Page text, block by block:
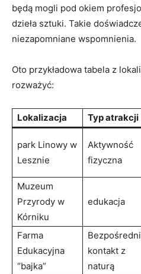
będą mogli pod okiem
dzieła sztuki. Takie
niezapomniane wspomnienia.
Oto przykładowa ‌tabela z
rozważyć:
Lokalizacja Typ atrakcji
park Linowy⁣ w
Lesznie
Aktywność
⁢fizyczna
Muzeum
Przyrody ⁢w
Kórniku
edukacja
Farma
Edukacyjna
“bajka”
Bezpośredni
kontakt z
naturą